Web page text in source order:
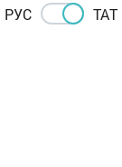
РУС ТАТ